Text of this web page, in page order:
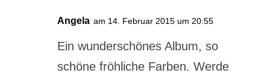
Angela am 14. Februar 2015 um 20:55
Ein wunderschönes Album, so
schöne fröhliche Farben. Werde